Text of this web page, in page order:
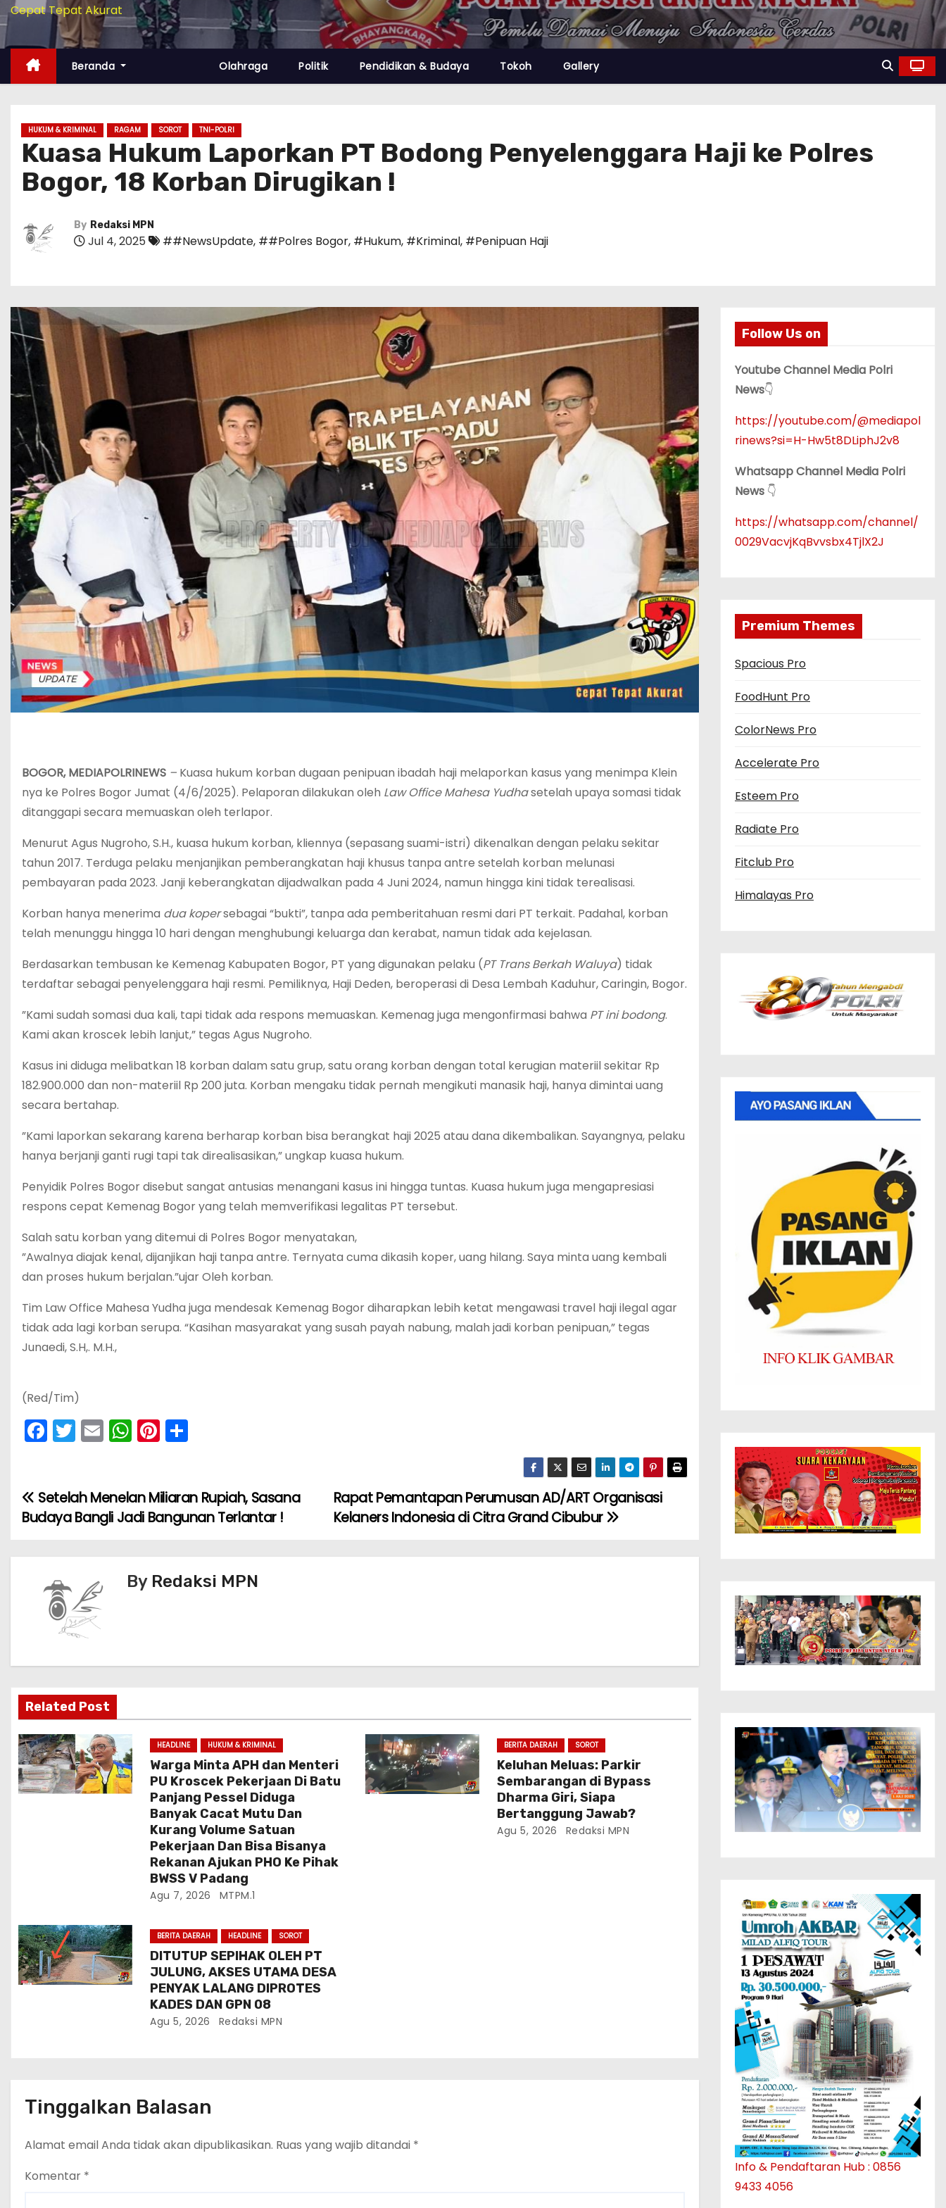
Cepat Tepat Akurat
Beranda Olahraga Politik Pendidikan & Budaya Tokoh Gallery
HUKUM & KRIMINAL RAGAM SOROT TNI-POLRI
Kuasa Hukum Laporkan PT Bodong Penyelenggara Haji ke Polres
Bogor, 18 Korban Dirugikan !
By Redaksi MPN
Jul 4, 2025 ##NewsUpdate, ##Polres Bogor, #Hukum, #Kriminal, #Penipuan Haji
‎BOGOR, MEDIAPOLRINEWS – Kuasa hukum korban dugaan penipuan ibadah haji melaporkan kasus yang menimpa Klein
nya ke Polres Bogor Jumat (4/6/2025). Pelaporan dilakukan oleh Law Office Mahesa Yudhasetelah upaya somasi tidak
ditanggapi secara memuaskan oleh terlapor.
‎Menurut Agus Nugroho, S.H., kuasa hukum korban, kliennya (sepasang suami-istri) dikenalkan dengan pelaku sekitar
tahun 2017. Terduga pelaku menjanjikan pemberangkatan haji khusus tanpa antre setelah korban melunasi
pembayaran pada 2023. Janji keberangkatan dijadwalkan pada 4 Juni 2024, namun hingga kini tidak terealisasi.
‎Korban hanya menerima dua kopersebagai “bukti”, tanpa ada pemberitahuan resmi dari PT terkait. Padahal, korban
telah menunggu hingga 10 hari dengan menghubungi keluarga dan kerabat, namun tidak ada kejelasan.
‎Berdasarkan tembusan ke Kemenag Kabupaten Bogor, PT yang digunakan pelaku (PT Trans Berkah Waluya) tidak
terdaftar sebagai penyelenggara haji resmi. Pemiliknya, Haji Deden, beroperasi di Desa Lembah Kaduhur, Caringin, Bogor.
‎”Kami sudah somasi dua kali, tapi tidak ada respons memuaskan. Kemenag juga mengonfirmasi bahwa PT ini bodong.
Kami akan kroscek lebih lanjut,” tegas Agus Nugroho.
‎Kasus ini diduga melibatkan 18 korban dalam satu grup, satu orang korban dengan total kerugian materiil sekitar Rp
182.900.000 dan non-materiil Rp 200 juta. Korban mengaku tidak pernah mengikuti manasik haji, hanya dimintai uang
secara bertahap.
‎”Kami laporkan sekarang karena berharap korban bisa berangkat haji 2025 atau dana dikembalikan. Sayangnya, pelaku
hanya berjanji ganti rugi tapi tak direalisasikan,” ungkap kuasa hukum.
‎Penyidik Polres Bogor disebut sangat antusias menangani kasus ini hingga tuntas. Kuasa hukum juga mengapresiasi
respons cepat Kemenag Bogor yang telah memverifikasi legalitas PT tersebut.
‎Salah satu korban yang ditemui di Polres Bogor menyatakan,
‎”Awalnya diajak kenal, dijanjikan haji tanpa antre. Ternyata cuma dikasih koper, uang hilang. Saya minta uang kembali
dan proses hukum berjalan.”ujar Oleh korban.
‎Tim Law Office Mahesa Yudha juga mendesak Kemenag Bogor diharapkan lebih ketat mengawasi travel haji ilegal agar
tidak ada lagi korban serupa. “Kasihan masyarakat yang susah payah nabung, malah jadi korban penipuan,” tegas
Junaedi, S.H,. M.H.,
‎(Red/Tim)
F
a
e
b
o
k
T
w
er
E
m
l
W
h
ts
A
p
Pi
nt
e
st
e
N
v
i
p
o
s
Rapat Pemantapan Perumusan AD/ART Organisasi
Kelaners Indonesia di Citra Grand Cibubur
Setelah Menelan Miliaran Rupiah, Sasana
Budaya Bangli Jadi Bangunan Terlantar !
By Redaksi MPN
Related Post
HEADLINE HUKUM & KRIMINAL
Warga Minta APH dan Menteri
PU Kroscek Pekerjaan Di Batu
Panjang Pessel Diduga
Banyak Cacat Mutu Dan
Kurang Volume Satuan
Pekerjaan Dan Bisa Bisanya
Rekanan Ajukan PHO Ke Pihak
BWSS V Padang
Agu 7, 2026 MTPM.1
BERITA DAERAH SOROT
Keluhan Meluas: Parkir
Sembarangan di Bypass
Dharma Giri, Siapa
Bertanggung Jawab?
Agu 5, 2026 Redaksi MPN
BERITA DAERAH HEADLINE SOROT
DITUTUP SEPIHAK OLEH PT
JULUNG, AKSES UTAMA DESA
PENYAK LALANG DIPROTES
KADES DAN GPN 08
Agu 5, 2026 Redaksi MPN
Tinggalkan Balasan
Alamat email Anda tidak akan dipublikasikan. Ruas yang wajib ditandai *
Komentar *
Follow Us on
Youtube Channel Media Polri
News👇
https://youtube.com/@mediapol
rinews?si=H-Hw5t8DLiphJ2v8
Whatsapp Channel Media Polri
News 👇
https://whatsapp.com/channel/
0029VacvjKqBvvsbx4TjlX2J
Premium Themes
Spacious Pro
FoodHunt Pro
ColorNews Pro
Accelerate Pro
Esteem Pro
Radiate Pro
Fitclub Pro
Himalayas Pro
Info & Pendaftaran Hub : 0856
9433 4056